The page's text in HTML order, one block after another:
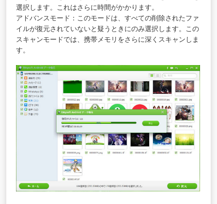
選択します。これはさらに時間がかかります。
アドバンスモード：このモードは、すべての削除されたファ
イルが復元されていないと疑うときにのみ選択します。この
スキャンモードでは、携帯メモリをさらに深くスキャンしま
す。